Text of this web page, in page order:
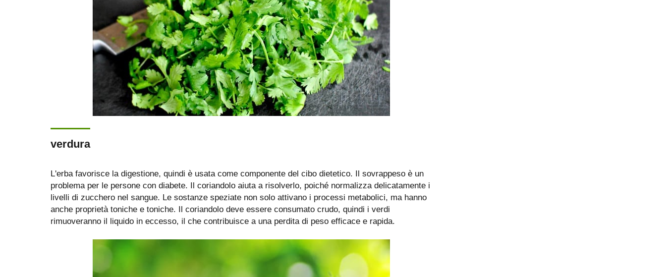
verdura
L'erba favorisce la digestione, quindi è usata come componente del cibo dietetico. Il sovrappeso è un
problema per le persone con diabete. Il coriandolo aiuta a risolverlo, poiché normalizza delicatamente i
livelli di zucchero nel sangue. Le sostanze speziate non solo attivano i processi metabolici, ma hanno
anche proprietà toniche e toniche. Il coriandolo deve essere consumato crudo, quindi i verdi
rimuoveranno il liquido in eccesso, il che contribuisce a una perdita di peso efficace e rapida.